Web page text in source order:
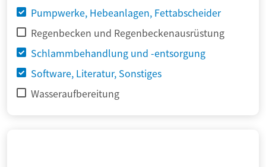
Pumpwerke, Hebeanlagen, Fettabscheider
Regenbecken und Regenbeckenausrüstung
Schlammbehandlung und -entsorgung
Software, Literatur, Sonstiges
Wasseraufbereitung